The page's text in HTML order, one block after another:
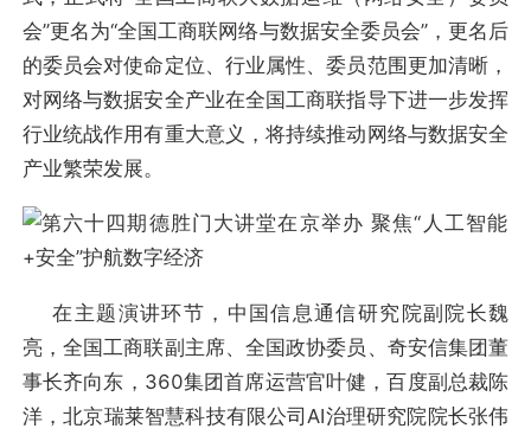
会”更名为“全国工商联网络与数据安全委员会”，更名后
的委员会对使命定位、行业属性、委员范围更加清晰，
对网络与数据安全产业在全国工商联指导下进一步发挥
行业统战作用有重大意义，将持续推动网络与数据安全
产业繁荣发展。
在主题演讲环节，中国信息通信研究院副院长魏
亮，全国工商联副主席、全国政协委员、奇安信集团董
事长齐向东，360集团首席运营官叶健，百度副总裁陈
洋，北京瑞莱智慧科技有限公司AI治理研究院院长张伟